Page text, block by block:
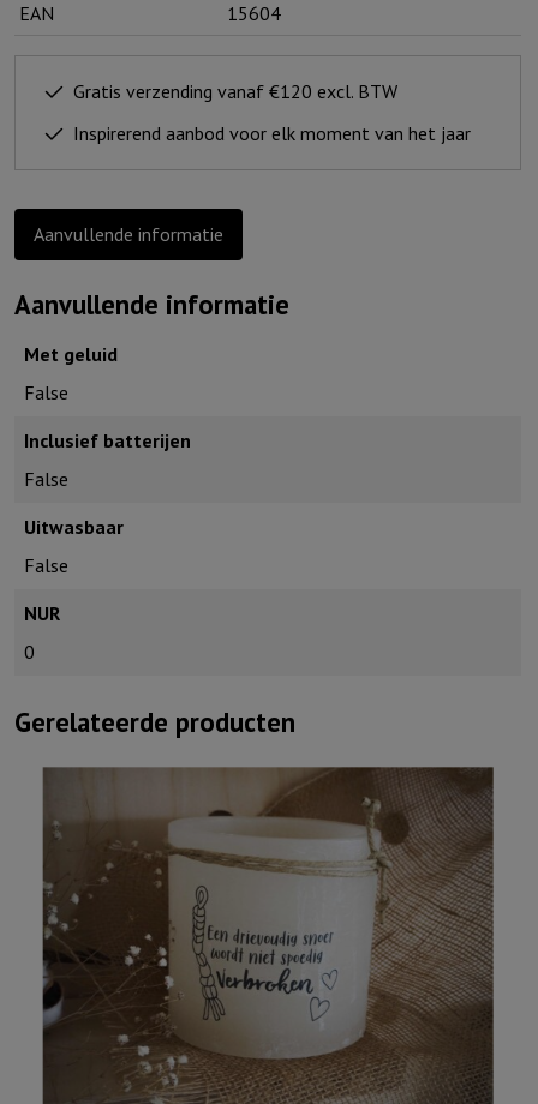
Zijn
trouw
kleurt
aantal
EAN 15604
Gratis verzending vanaf €120 excl. BTW
Inspirerend aanbod voor elk moment van het jaar
Aanvullende informatie
Aanvullende informatie
Met geluid
False
Inclusief batterijen
False
Uitwasbaar
False
NUR
0
Gerelateerde producten